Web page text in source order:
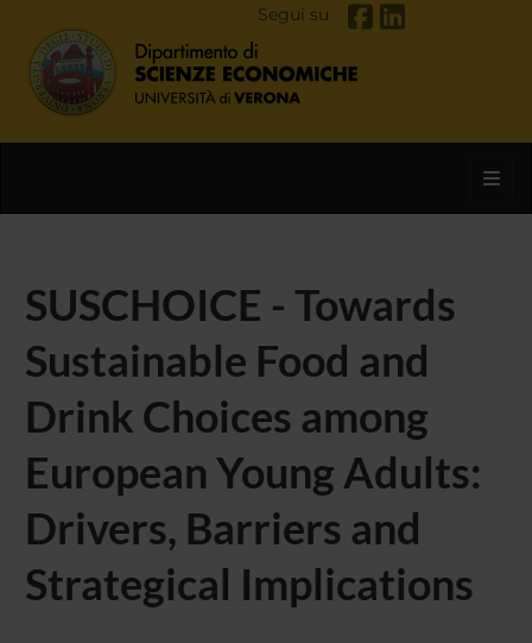
Segui su
SUSCHOICE - Towards
Sustainable Food and
Drink Choices among
European Young Adults:
Drivers, Barriers and
Strategical Implications